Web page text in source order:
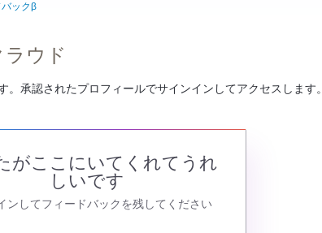
ックβ
ウド
。承認されたプロフィールでサインインしてアクセスします。
がここにいてくれてうれ
しいです
ンしてフィードバックを残してください